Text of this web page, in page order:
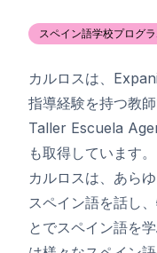
スペイン語学校プログ
カルロスは、
指導経験を持つ教
Taller Escuela
も取得しています。
カルロスは、あら
スペイン語を話し
とでスペイン語を